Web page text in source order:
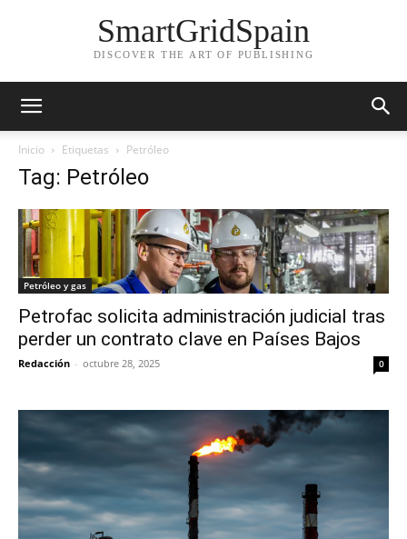
SmartGridSpain
DISCOVER THE ART OF PUBLISHING
Inicio Etiquetas Petróleo
Tag: Petróleo
Petróleo y gas
Petrofac solicita administración judicial tras
perder un contrato clave en Países Bajos
Redacción - octubre 28, 2025 0